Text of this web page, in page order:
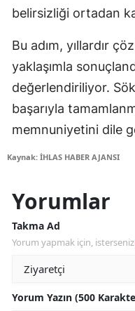
belirsizliği ortadan
Bu adım, yıllardır
yaklaşımla
değerlendiriliyor.
başarıyla
memnuniyetini dile
Kaynak: İHLAS HABER AJANSI
Yorumlar
Takma Ad
Yorum yapmak için, isterseniz
Yorum Yazın (500